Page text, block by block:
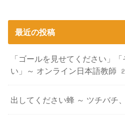
最近の投稿
「ゴールを見せてください」
い」～ オンライン日本語教師
出してください蜂 ～ ツチバチ